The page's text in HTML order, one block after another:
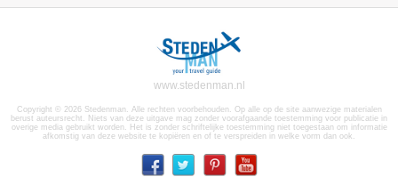
www.stedenman.nl
Copyright © 2026 Stedenman. Alle rechten voorbehouden. Op alle op de site aanwezige materialen
berust auteursrecht. Niets van deze uitgave mag zonder voorafgaande toestemming voor publicatie in
overige media gebruikt worden. Het is zonder schriftelijke toestemming niet toegestaan om informatie
afkomstig van deze website te kopiëren en of te verspreiden in welke vorm dan ook.